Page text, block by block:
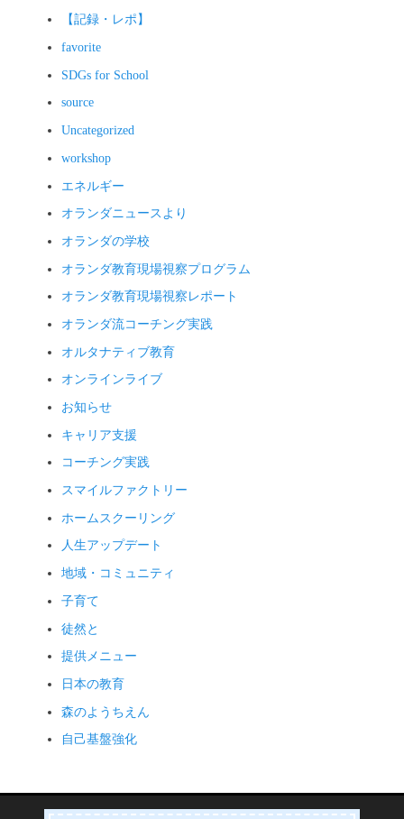
【記録・レポ】
favorite
SDGs for School
source
Uncategorized
workshop
エネルギー
オランダニュースより
オランダの学校
オランダ教育現場視察プログラム
オランダ教育現場視察レポート
オランダ流コーチング実践
オルタナティブ教育
オンラインライブ
お知らせ
キャリア支援
コーチング実践
スマイルファクトリー
ホームスクーリング
人生アップデート
地域・コミュニティ
子育て
徒然と
提供メニュー
日本の教育
森のようちえん
自己基盤強化